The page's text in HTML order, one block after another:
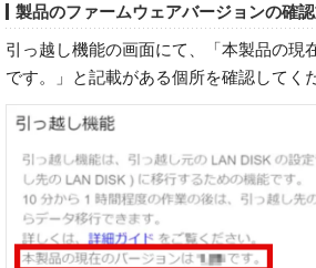
製品のファームウェアバージョンの確
引っ越し機能の画面にて、「本製品の現
です。」と記載がある個所を確認してく